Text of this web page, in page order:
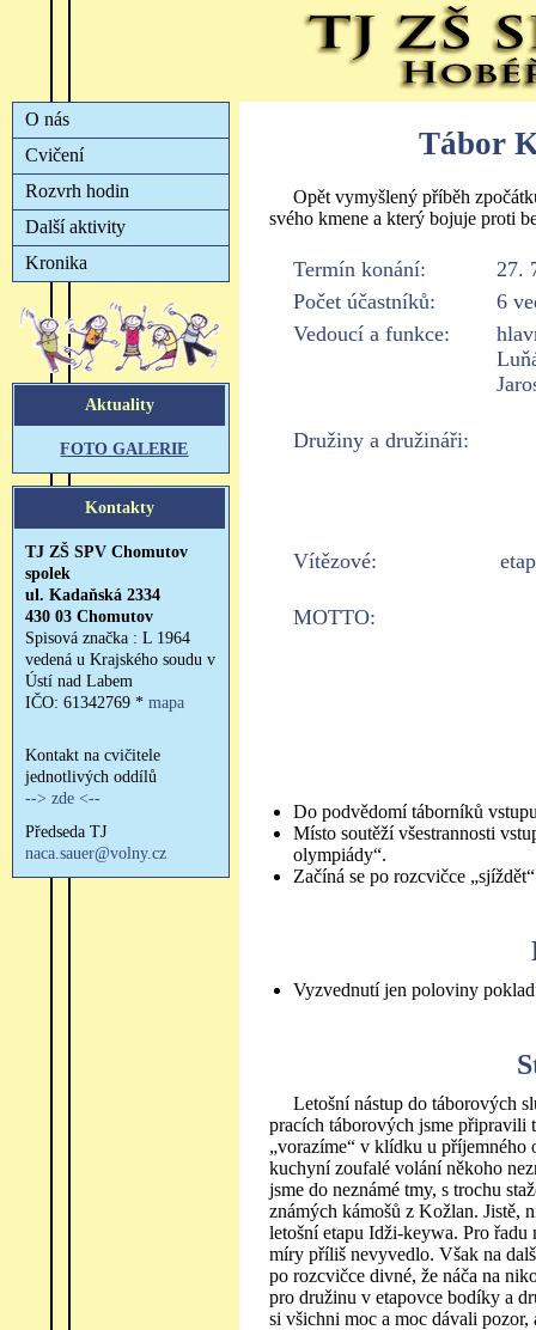
Tábor
Opět vymyšlený příběh
svého kmene a který bojuje proti
Termín konání:
27.
Počet účastníků:
6
Vedoucí a funkce:
Družiny a družináři:
Vítězové:
MOTTO:
Do podvědomí táborníků
Místo soutěží všestrannosti
olympiády“.
Začíná se po rozcvičce
Vyzvednutí jen poloviny
Letošní nástup do táborových
pracích táborových jsme připravili
„vorazíme“ v klídku u příjemného
kuchyní zoufalé volání někoho
jsme do neznámé tmy, s trochu
známých kámošů z Kožlan. Jistě,
letošní etapu Idži-keywa. Pro
míry příliš nevyvedlo. Však na
po rozcvičce divné, že náča na
pro družinu v etapovce bodíky a
si všichni moc a moc dávali pozor,